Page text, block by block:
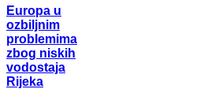
Europa u
ozbiljnim
problemima
zbog niskih
vodostaja
Rijeka